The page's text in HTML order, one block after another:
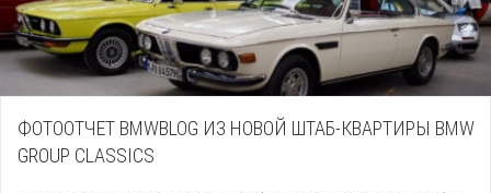
ФОТООТЧЕТ BMWBLOG ИЗ НОВОЙ ШТАБ-КВАРТИРЫ BMW
GROUP CLASSICS